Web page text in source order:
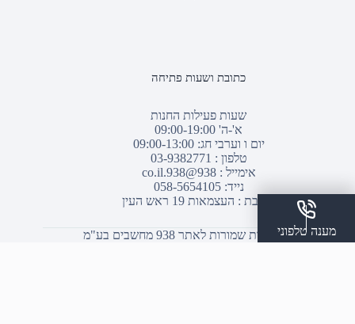
כתובת ושעות פתיחה
שעות פעילות החנות
א'-ה' 09:00-19:00
יום ו וערבי חג: 09:00-13:00
טלפון : 03-9382771
אימייל :938@938.co.il
נייד: 058-5654105
כתובת : העצמאות 19 ראש העין
© כל הזכויות שמורות לאתר 938 מחשבים בע"מ
מענה טלפוני